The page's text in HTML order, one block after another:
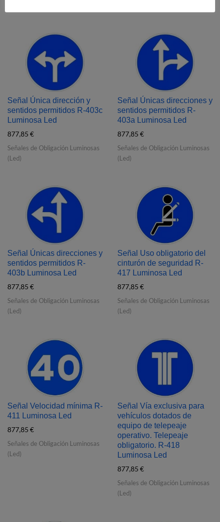
Señal Única dirección y
sentidos permitidos R‐403c
Luminosa Led
877,85 €
Señales de Obligación Luminosas
(Led)
Señal Únicas direcciones y
sentidos permitidos R‐
403a Luminosa Led
877,85 €
Señales de Obligación Luminosas
(Led)
Señal Únicas direcciones y
sentidos permitidos R‐
403b Luminosa Led
877,85 €
Señales de Obligación Luminosas
(Led)
Señal Uso obligatorio del
cinturón de seguridad R‐
417 Luminosa Led
877,85 €
Señales de Obligación Luminosas
(Led)
Señal Velocidad mínima R‐
411 Luminosa Led
877,85 €
Señales de Obligación Luminosas
(Led)
Señal Vía exclusiva para
vehículos dotados de
equipo de telepeaje
operativo. Telepeaje
obligatorio. R‐418
Luminosa Led
877,85 €
Señales de Obligación Luminosas
(Led)